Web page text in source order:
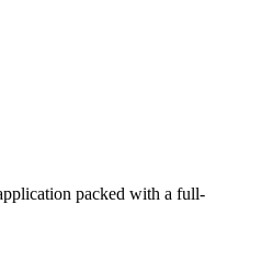
packed with a full-